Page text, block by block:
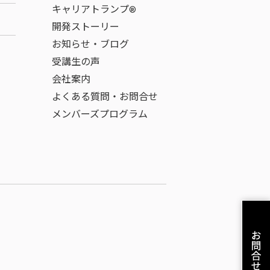
キャリアトランプ®
開発ストーリー
お知らせ・ブログ
受講生の声
会社案内
よくある質問・お問合せ
メンバーズプログラム